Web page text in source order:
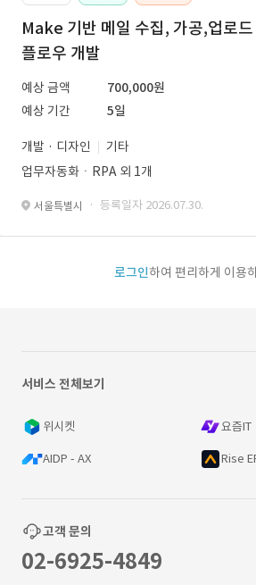
Make 기반 메일 수집, 가공,업로
플로우 개발
예상 금액
700,000원
예상 기간
5일
개발 · 디자인
기타
업무자동화ㆍRPA 외 1개
서울특별시 · 등록일자 2026.07.30.
로그인하여 편리하게 이용
서비스 전체보기
위시켓 요즘IT
AIDP - AX Rise
고객 문의
02-6925-4849